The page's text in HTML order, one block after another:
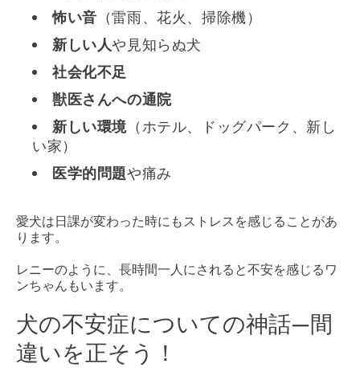
怖い音 （雷雨、花火、掃除機）
新しい人や見知らぬ犬
社会化不足
獣医さんへの通院
新しい環境 （ホテル、ドッグパーク、新し
い家）
医学的問題や痛み
愛犬は日課が変わった時にもストレスを感じることがあ
ります。
レニーのように、長時間一人にされると不安を感じるワ
ンちゃんもいます。
犬の不安症についての神話—間
違いを正そう！